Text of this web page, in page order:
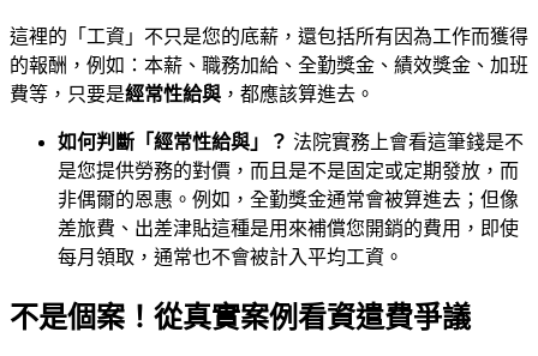
這裡的「工資」不只是您的底薪，還包括所有因為工作而獲得
的報酬，例如：本薪、職務加給、全勤獎金、績效獎金、加班
費等，只要是經常性給與 ，都應該算進去。
如何判斷「經常性給與」？ 法院實務上會看這筆錢是不
是您提供勞務的對價，而且是不是固定或定期發放，而
非偶爾的恩惠。例如，全勤獎金通常會被算進去；但像
差旅費、出差津貼這種是用來補償您開銷的費用，即使
每月領取，通常也不會被計入平均工資。
不是個案！從真實案例看資遣費爭議